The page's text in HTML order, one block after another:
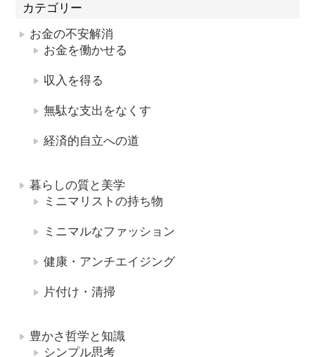
カテゴリー
お金の不安解消
お金を働かせる
収入を得る
無駄な支出をなくす
経済的自立への道
暮らしの質と美学
ミニマリストの持ち物
ミニマルなファッション
健康・アンチエイジング
片付け・清掃
豊かさ哲学と知識
シンプル思考